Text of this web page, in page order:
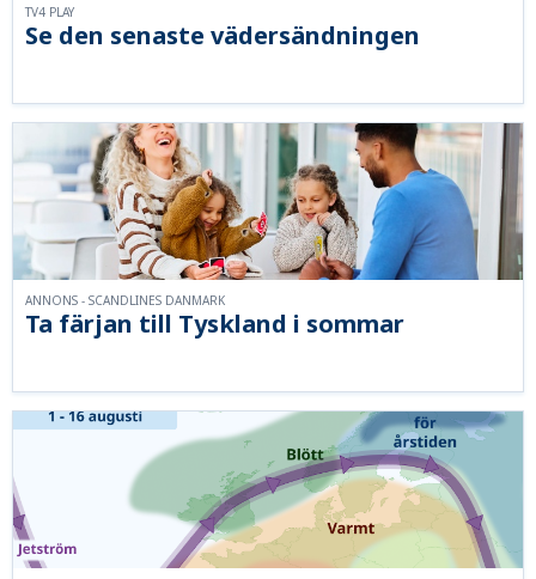
Se den senaste vädersändningen
TV4 PLAY
Ta färjan till Tyskland i sommar
ANNONS - SCANDLINES DANMARK